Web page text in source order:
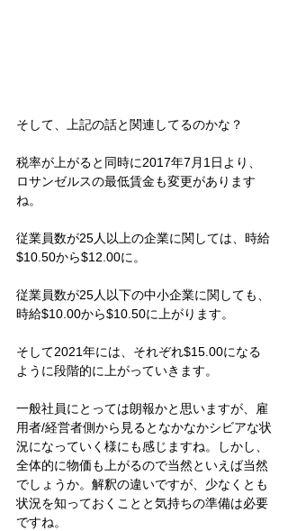
そして、上記の話と関連してるのかな？
税率が上がると同時に2017年7月1日より、
ロサンゼルスの最低賃金も変更があります
ね。
従業員数が25人以上の企業に関しては、時給
$10.50から$12.00に。
従業員数が25人以下の中小企業に関しても、
時給$10.00から$10.50に上がります。
そして2021年には、それぞれ$15.00になる
ように段階的に上がっていきます。
一般社員にとっては朗報かと思いますが、雇
用者/経営者側から見るとなかなかシビアな状
況になっていく様にも感じますね。しかし、
全体的に物価も上がるので当然といえば当然
でしょうか。解釈の違いですが、少なくとも
状況を知っておくことと気持ちの準備は必要
ですね。